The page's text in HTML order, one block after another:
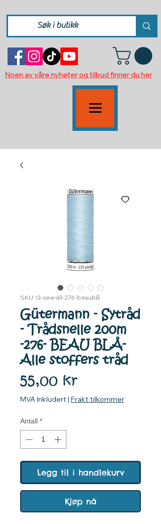
Noen av våre nyheter og tilbud finner du her
SKU: G-sew-all-276-beaublå
Gütermann - Sytråd
- Trådsnelle 200m
-276- BEAU BLÅ-
Alle stoffers tråd
55,00 krPris
MVA Inkludert | Frakt tilkommer
Antall *
Legg til i handlekurv
Kjøp nå